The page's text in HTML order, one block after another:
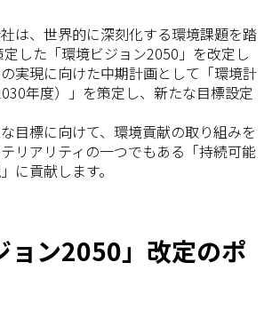
は、世界的に深刻化する環境課題を踏
した「環境ビジョン2050」を改定し
実現に向けた中期計画として「環境計
年度）」を策定し、新たな目標設定
目標に向けて、環境貢献の取り組みを
リアリティの一つでもある「持続可能
に貢献します。
ョン2050」改定のポ